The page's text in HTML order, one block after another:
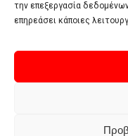
την επεξεργασία
επηρεάσει κάποιες
Πολυτέλεια δεν είναι το
Terms of use